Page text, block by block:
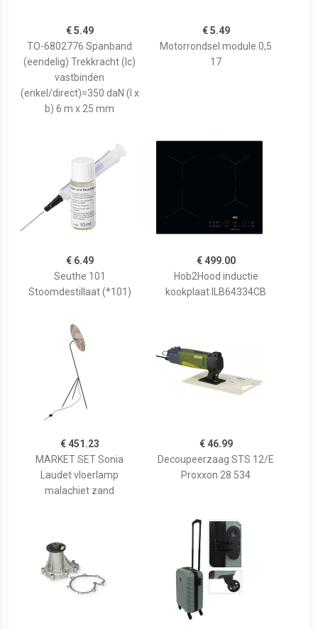
€ 5.49
TO-6802776 Spanband
(eendelig) Trekkracht (lc)
vastbinden
(enkel/direct)=350 daN (l x
b) 6 m x 25 mm
€ 5.49
Motorrondsel module 0,5
17
€ 6.49
Seuthe 101
Stoomdestillaat (*101)
€ 499.00
Hob2Hood inductie
kookplaat ILB64334CB
€ 451.23
MARKET SET Sonia
Laudet vloerlamp
malachiet zand
€ 46.99
Decoupeerzaag STS 12/E
Proxxon 28 534